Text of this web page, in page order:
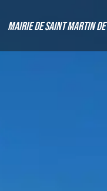
Mairie de Saint Martin